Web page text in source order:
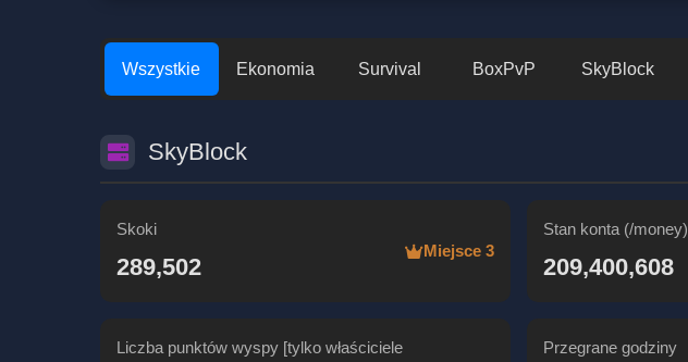
Wszystkie Ekonomia Survival BoxPvP SkyBlock
SkyBlock
Skoki
289,502
Miejsce 3
Stan konta (/money)
209,400,608
Liczba punktów wyspy [tylko właściciele
Przegrane godziny